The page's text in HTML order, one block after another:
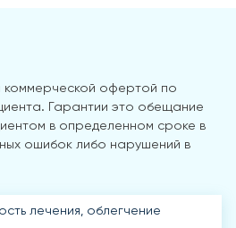
коммерческой офертой по
Гарантии это обещание
в определенном сроке в
ошибок либо нарушений в
лечения, облегчение